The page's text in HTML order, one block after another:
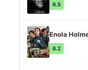
6.5
Enola
6.2